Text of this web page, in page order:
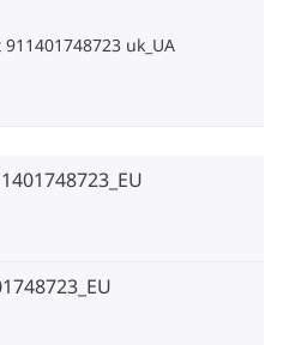
uk_UA